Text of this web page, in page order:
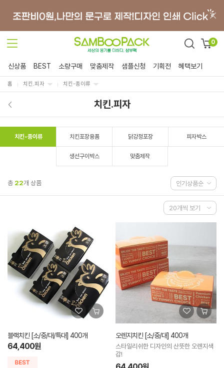
0
신상품 BEST 소량구매 맞춤제작 샘플신청 기획전 혜택보기
홈 치킨.피자 치킨-종이류
치킨.피자
치킨-종이류 치킨포장용품 닭강정포장 피자박스
생선구이박스 맞춤제작
총 22개 상품
블랙치킨 [소/중/대/특대] 400개
64,400원
오렌지치킨 [소/중/대] 400개
스타일리쉬한 디자인의 산뜻한 오렌지색
감!